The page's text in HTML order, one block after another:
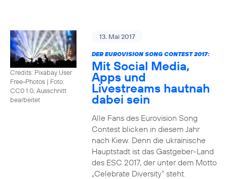
Credits: Pixabay User
Free-Photos | Foto:
CC0 1.0, Ausschnitt
bearbeitet
13. Mai 2017
DER EUROVISION SONG CONTEST 2017:
Mit Social Media,
Apps und
Livestreams hautnah
dabei sein
Alle Fans des Eurovision Song
Contest blicken in diesem Jahr
nach Kiew. Denn die ukrainische
Hauptstadt ist das Gastgeber-Land
des ESC 2017, der unter dem Motto
„Celebrate Diversity“ steht.